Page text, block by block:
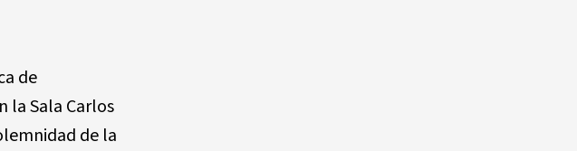
de
la Sala Carlos
de la